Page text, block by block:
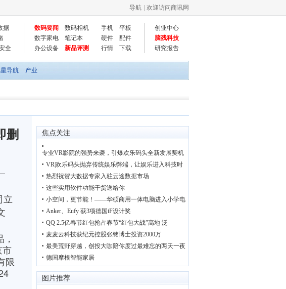
导航 | 欢迎访问商讯网
据
全
数码要闻 数码相机 手机
平板
数字家电
笔记本 硬件
配件
办公设备
新品评测 行情 下载
创业中心
脑残科技
研究报告
导航 产业
删
立
市
限
焦点关注
专业VR影院的强势来袭，引爆欢乐码头全新发展契机
VR|欢乐码头抛弃传统娱乐弊端，让娱乐进入科技时
热烈祝贺大数据专家入驻云途数据市场
这些实用软件功能干货送给你
小空间，更节能！——华硕商用一体电脑进入小学电
Anker、Eufy 获3项德国iF设计奖
QQ 2.5亿春节红包抢占春节“红包大战”高地 泛
麦麦云科技获纪元控股张铭博士投资2000万
最美荒野穿越，创投大咖陪你度过最难忘的两天一夜
德国摩根智能家居
图片推荐